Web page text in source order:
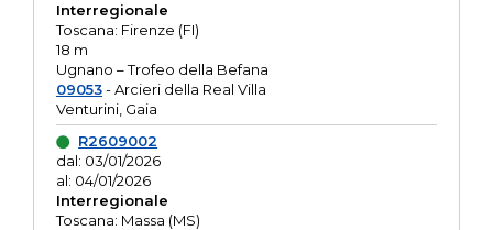
Interregionale
Toscana: Firenze (FI)
18 m
Ugnano – Trofeo della Befana
09053- Arcieri della Real Villa
Venturini, Gaia
R2609002
dal: 03/01/2026
al: 04/01/2026
Interregionale
Toscana: Massa (MS)